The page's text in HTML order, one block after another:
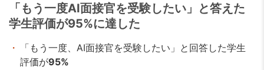
「もう一度AI面接官を受験したい」と答えた
学生評価が95%に達した
「もう一度、AI面接官を受験したい」と回答した学生
評価が95%